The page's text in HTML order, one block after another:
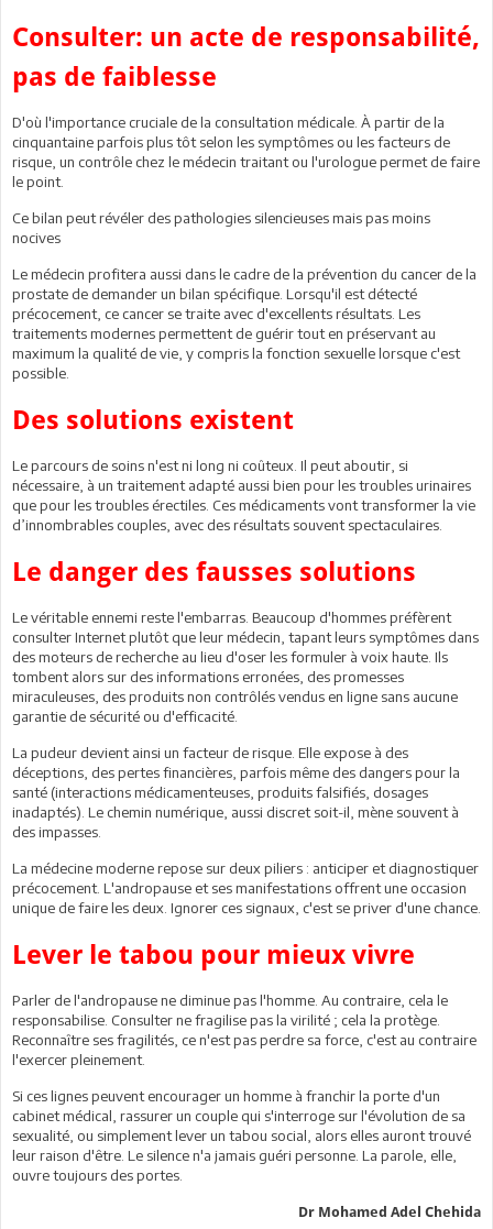
Consulter: un acte de responsabilité,
pas de faiblesse
D'où l'importance cruciale de la consultation médicale. À partir de la
cinquantaine parfois plus tôt selon les symptômes ou les facteurs de
risque, un contrôle chez le médecin traitant ou l'urologue permet de faire
le point.
Ce bilan peut révéler des pathologies silencieuses mais pas moins
nocives
Le médecin profitera aussi dans le cadre de la prévention du cancer de la
prostate de demander un bilan spécifique. Lorsqu'il est détecté
précocement, ce cancer se traite avec d'excellents résultats. Les
traitements modernes permettent de guérir tout en préservant au
maximum la qualité de vie, y compris la fonction sexuelle lorsque c'est
possible.
Des solutions existent
Le parcours de soins n'est ni long ni coûteux. Il peut aboutir, si
nécessaire, à un traitement adapté aussi bien pour les troubles urinaires
que pour les troubles érectiles. Ces médicaments vont transformer la vie
d’innombrables couples, avec des résultats souvent spectaculaires.
Le danger des fausses solutions
Le véritable ennemi reste l'embarras. Beaucoup d'hommes préfèrent
consulter Internet plutôt que leur médecin, tapant leurs symptômes dans
des moteurs de recherche au lieu d'oser les formuler à voix haute. Ils
tombent alors sur des informations erronées, des promesses
miraculeuses, des produits non contrôlés vendus en ligne sans aucune
garantie de sécurité ou d'efficacité.
La pudeur devient ainsi un facteur de risque. Elle expose à des
déceptions, des pertes financières, parfois même des dangers pour la
santé (interactions médicamenteuses, produits falsifiés, dosages
inadaptés). Le chemin numérique, aussi discret soit-il, mène souvent à
des impasses.
La médecine moderne repose sur deux piliers : anticiper et diagnostiquer
précocement. L'andropause et ses manifestations offrent une occasion
unique de faire les deux. Ignorer ces signaux, c'est se priver d'une chance.
Lever le tabou pour mieux vivre
Parler de l'andropause ne diminue pas l'homme. Au contraire, cela le
responsabilise. Consulter ne fragilise pas la virilité ; cela la protège.
Reconnaître ses fragilités, ce n'est pas perdre sa force, c'est au contraire
l'exercer pleinement.
Si ces lignes peuvent encourager un homme à franchir la porte d'un
cabinet médical, rassurer un couple qui s'interroge sur l'évolution de sa
sexualité, ou simplement lever un tabou social, alors elles auront trouvé
leur raison d'être. Le silence n'a jamais guéri personne. La parole, elle,
ouvre toujours des portes.
Dr Mohamed Adel Chehida